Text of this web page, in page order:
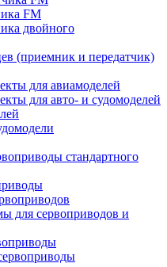
FM
двойного
(приемник и передатчик)
для авиамоделей
для авто- и судомоделей
стандартного
для сервоприводов и